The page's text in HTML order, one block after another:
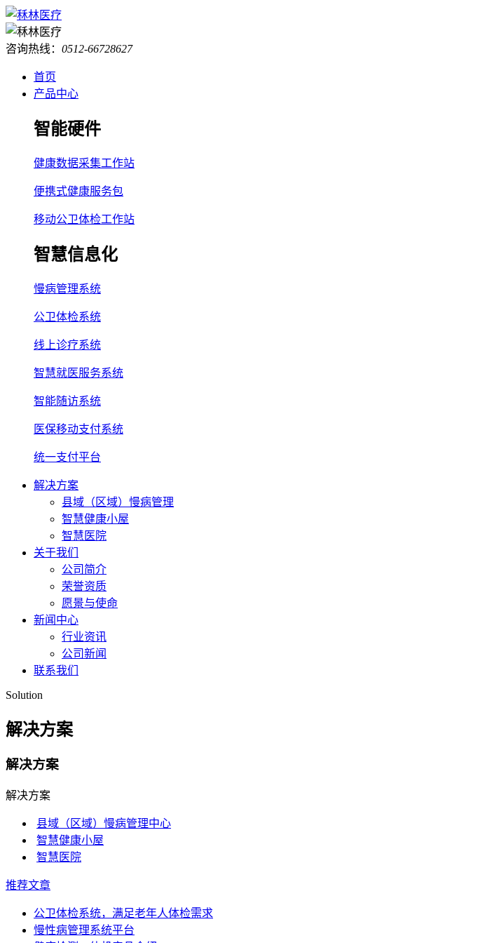
咨询热线： 0512-66728627
首页
产品中心
智能硬件
健康数据采集工作站
便携式健康服务包
移动公卫体检工作站
智慧信息化
慢病管理系统
公卫体检系统
线上诊疗系统
智慧就医服务系统
智能随访系统
医保移动支付系统
统一支付平台
解决方案
县域（区域）慢病管理
智慧健康小屋
智慧医院
关于我们
公司简介
荣誉资质
愿景与使命
新闻中心
行业资讯
公司新闻
联系我们
Solution
解决方案
解决方案
解决方案
县域（区域）慢病管理中心
智慧健康小屋
智慧医院
推荐文章
公卫体检系统，满足老年人体检需求
慢性病管理系统平台